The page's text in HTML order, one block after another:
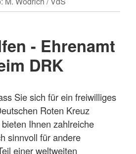
- Ehrenamt
DRK
Sie sich für ein freiwilliges
Roten Kreuz
Ihnen zahlreiche
sinnvoll für andere
einer weltweiten